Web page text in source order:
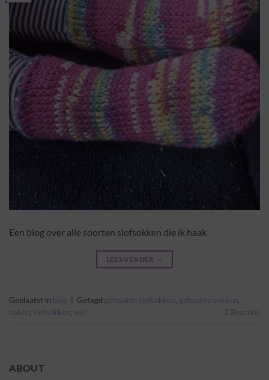
Een blog over alle soorten slofsokken die ik haak
LEES VERDER →
Geplaatst in blog Getagd gehaakte slofsokken, gehaakte sokken,
haken, slofsokken, wol 2 Reacties
ABOUT